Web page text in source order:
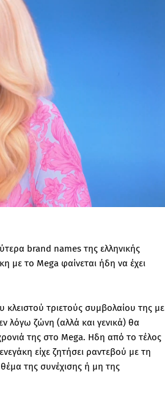
brand names της ελληνικής
με το Mega φαίνεται ήδη να έχει
τριετούς συμβολαίου της με
λόγω ζώνη (αλλά και γενικά) θα
της στο Mega. Ηδη από το τέλος
είχε ζητήσει ραντεβού με τη
της συνέχισης ή μη της